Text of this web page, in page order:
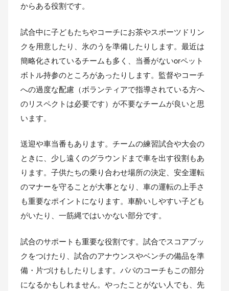
からある役割です。
試合中に子どもたちやコーチにお茶やスポーツドリン
クを用意したり、氷のうを準備したりします。最近は
簡略化されているチームも多く、当番がないorペット
ボトル持参のところがあったりします。監督やコーチ
への過度な配慮（ボランティアで指導されている方へ
のリスペクトは必要です）が不要なチームが良いと思
います。
送迎や車当番もあります。チームの練習試合や大会の
ときに、少し遠くのグラウンドまで車を出す役割もあ
ります。子供たちの乗り合わせ場所の決定、安全運転
のマナーを守ることが大事となり、車の運転の上手さ
も重要なポイントになります。車酔いしやすい子ども
がいたり、一筋縄ではいかない部分です。
試合のサポートも重要な役割です。試合でスコアブッ
クをつけたり、試合のアナウンスやベンチの備品を準
備・片づけもしたりします。パパのコーチもこの部分
になるかもしれません。やったことがない人でも、先